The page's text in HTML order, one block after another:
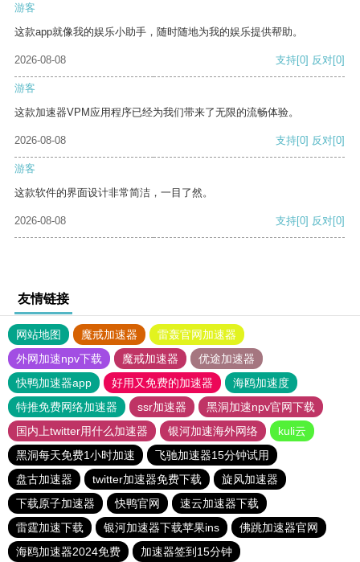
游客
这款app就像我的娱乐小助手，随时随地为我的娱乐提供帮助。
2026-08-08 支持[0] 反对[0]
游客
这款加速器VPM应用程序已经为我们带来了无限的流畅体验。
2026-08-08 支持[0] 反对[0]
游客
这款软件的界面设计非常简洁，一目了然。
2026-08-08 支持[0] 反对[0]
友情链接
网站地图 魔戒加速器
雷轰官网加速器
外网加速npv下载
魔戒加速器
优途加速器
快鸭加速器app
好用又免费的加速器
海鸥加速度
特推免费网络加速器
ssr加速器
黑洞加速npv官网下载
国内上twitter用什么加速器
银河加速海外网络
kuli云
黑洞每天免费1小时加速
飞驰加速器15分钟试用
盘古加速器
twitter加速器免费下载
旋风加速器
下载原子加速器
快鸭官网
速云加速器下载
雷霆加速下载
银河加速器下载苹果ins
佛跳加速器官网
海鸥加速器2024免费
加速器签到15分钟